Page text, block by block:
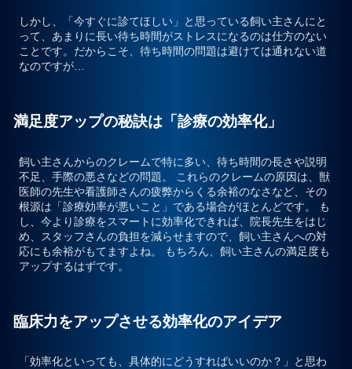
しかし、 「今すぐに診てほしい」
と思っている飼い主さんにと
って、あまりに長い待ち時間がストレスになるのは仕方のない
ことです。だからこそ、待ち時間の問題は避けては通れない道
なのですが…
満足度アップの秘訣は「診療の効率化」
飼い主さんからのクレームで特に多い、待ち時間の長さや説明
不足、手際の悪さなどの問題。
これらのクレームの原因は、獣
医師の先生や看護師さんの疲弊からくる余裕のなさなど、その
根源は「診療効率が悪いこと」である場合がほとんどです。
も
し、今より診療をスマートに効率化できれば、院長先生をはじ
め、スタッフさんの負担を減らせますので、飼い主さんへの対
応にも余裕がもてますよね。 もちろん、飼い主さんの満足度も
アップするはずです。
臨床力をアップさせる効率化のアイデア
「効率化といっても、具体的にどうすればいいのか？」
と思わ